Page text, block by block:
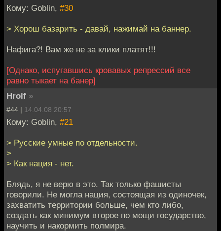
Кому: Goblin, #30
> Хорош базарить - давай, нажимай на баннер.
Нафига?! Вам же не за клики платят!!!
[Однако, испугавшись кровавых репрессий все
равно тыкает на банер]
Hrolf »
#44 | 14.04.08 20:57
Кому: Goblin, #21
> Русские умные по отдельности.
>
> Как нация - нет.
Блядь, я не верю в это. Так только фашисты
говорили. Не могла нация, состоящая из одиночек,
захватить территории больше, чем кто либо,
создать как минимум второе по мощи государство,
научить и накормить полмира.